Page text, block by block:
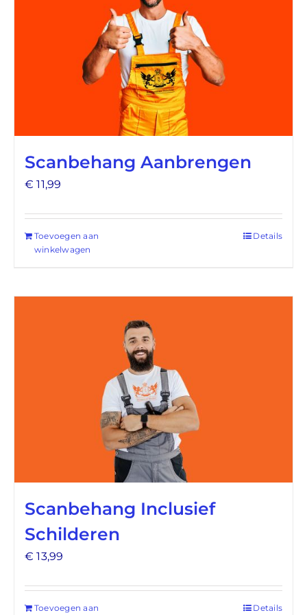
Scanbehang Aanbrengen
€ 11,99
Toevoegen aan
winkelwagen
Details
Scanbehang Inclusief
Schilderen
€ 13,99
Toevoegen aan
Details